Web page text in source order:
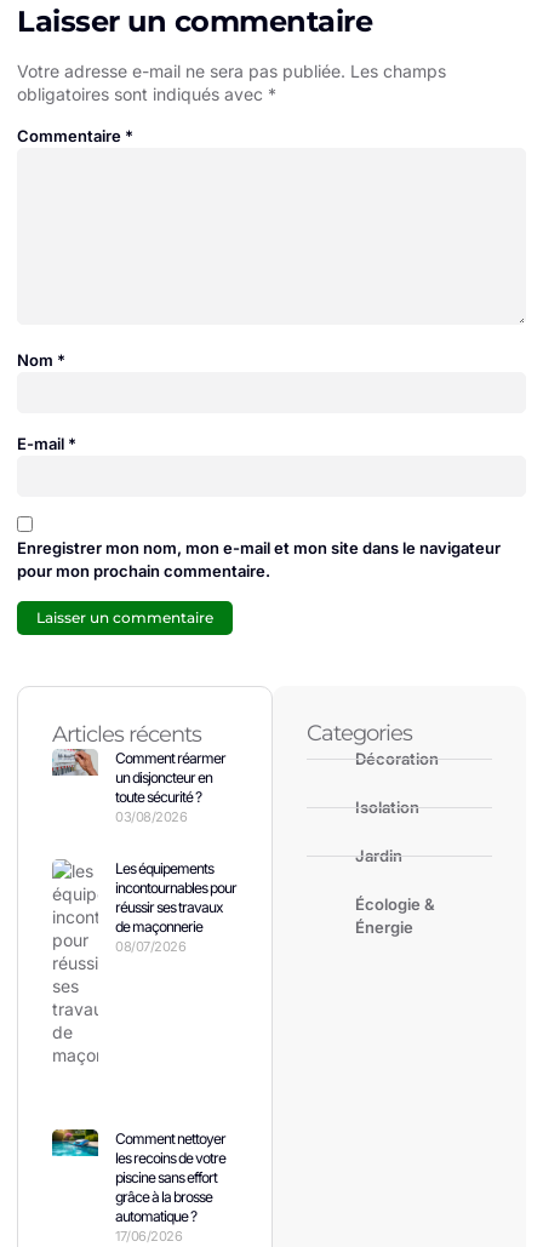
Laisser un commentaire
Votre adresse e-mail ne sera pas publiée. Les champs
obligatoires sont indiqués avec *
Commentaire *
Nom *
E-mail *
Enregistrer mon nom, mon e-mail et mon site dans le navigateur
pour mon prochain commentaire.
Articles récents
Comment réarmer
un disjoncteur en
toute sécurité ?
03/08/2026
Les équipements
incontournables pour
réussir ses travaux
de maçonnerie
08/07/2026
Comment nettoyer
les recoins de votre
piscine sans effort
grâce à la brosse
automatique ?
17/06/2026
Categories
Décoration
Isolation
Jardin
Écologie &
Énergie